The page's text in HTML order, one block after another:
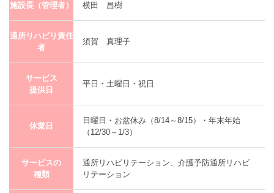
施設長（管理者） 横田 昌樹
通所リハビリ責任
者
須賀 真理子
サービス
提供日
平日・土曜日・祝日
休業日
日曜日・お盆休み（8/14～8/15）・年末年始
（12/30～1/3）
サービスの
種類
通所リハビリテーション、介護予防通所リハビ
リテーション